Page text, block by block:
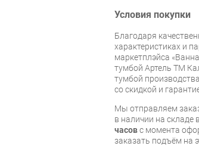
Условия покупки
Благодаря
характеристиках и
маркетплэйса
тумбой Артель ТМ
тумбой
со скидкой и
Мы отправляем
в наличии на складе
часовс момента
заказать подъём на